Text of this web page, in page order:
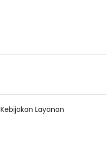
Kebijakan Layanan